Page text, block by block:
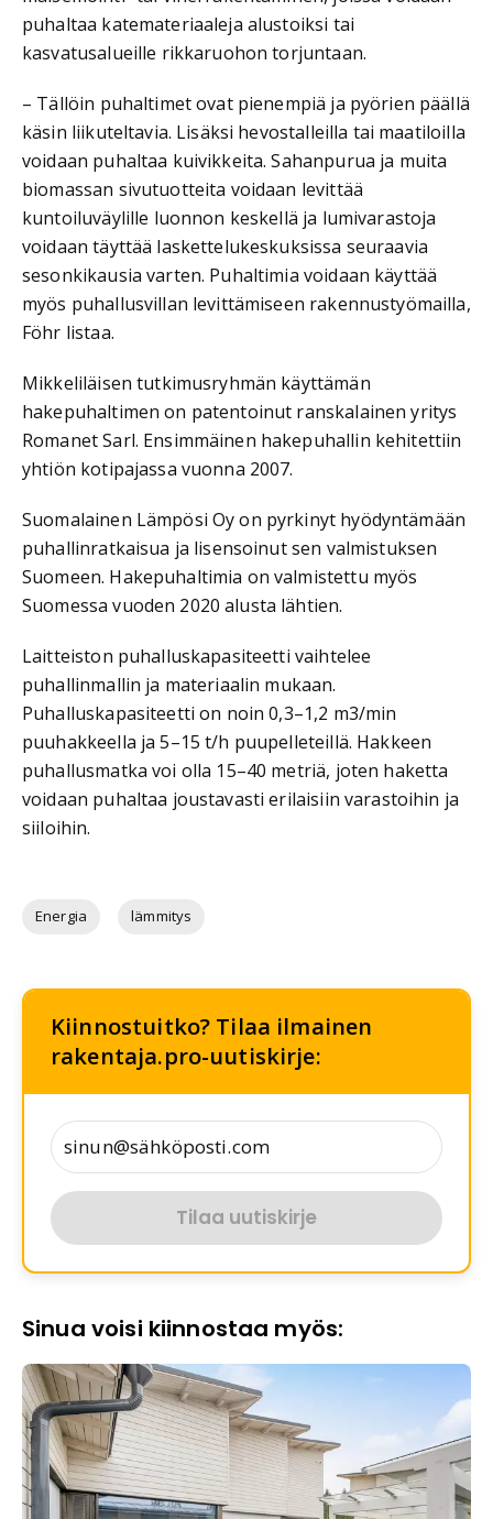
puhaltaa katemateriaaleja alustoiksi tai
kasvatusalueille rikkaruohon torjuntaan.
– Tällöin puhaltimet ovat pienempiä ja pyörien päällä
käsin liikuteltavia. Lisäksi hevostalleilla tai maatiloilla
voidaan puhaltaa kuivikkeita. Sahanpurua ja muita
biomassan sivutuotteita voidaan levittää
kuntoiluväylille luonnon keskellä ja lumivarastoja
voidaan täyttää laskettelukeskuksissa seuraavia
sesonkikausia varten. Puhaltimia voidaan käyttää
myös puhallusvillan levittämiseen rakennustyömailla,
Föhr listaa.
Mikkeliläisen tutkimusryhmän käyttämän
hakepuhaltimen on patentoinut ranskalainen yritys
Romanet Sarl. Ensimmäinen hakepuhallin kehitettiin
yhtiön kotipajassa vuonna 2007.
Suomalainen Lämpösi Oy on pyrkinyt hyödyntämään
puhallinratkaisua ja lisensoinut sen valmistuksen
Suomeen. Hakepuhaltimia on valmistettu myös
Suomessa vuoden 2020 alusta lähtien.
Laitteiston puhalluskapasiteetti vaihtelee
puhallinmallin ja materiaalin mukaan.
Puhalluskapasiteetti on noin 0,3–1,2 m3/min
puuhakkeella ja 5–15 t/h puupelleteillä. Hakkeen
puhallusmatka voi olla 15–40 metriä, joten haketta
voidaan puhaltaa joustavasti erilaisiin varastoihin ja
siiloihin.
Energia lämmitys
Kiinnostuitko? Tilaa ilmainen
rakentaja.pro-uutiskirje:
Tilaa uutiskirje
Sinua voisi kiinnostaa myös: